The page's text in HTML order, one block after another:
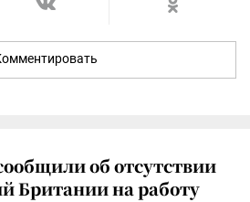
об отсутствии
Британии на работу